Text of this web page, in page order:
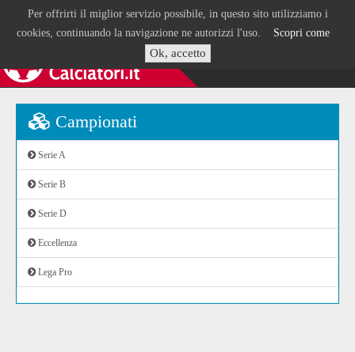
Per offrirti il miglior servizio possibile, in questo sito utilizziamo i
cookies, continuando la navigazione ne autorizzi l'uso. Scopri come
Ok, accetto
Campionati
Serie A
Serie B
Serie D
Eccellenza
Lega Pro